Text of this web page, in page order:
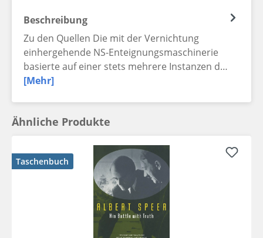
Beschreibung
Zu den Quellen Die mit der Vernichtung
einhergehende NS-Enteignungsmaschinerie
basierte auf einer stets mehrere Instanzen d…
[Mehr]
Ähnliche Produkte
Taschenbuch